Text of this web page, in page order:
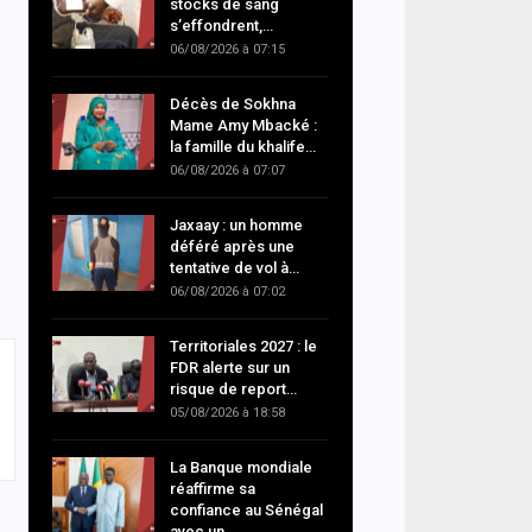
stocks de sang
s’effondrent,…
06/08/2026 à 07:15
Décès de Sokhna
Mame Amy Mbacké :
la famille du khalife…
06/08/2026 à 07:07
Jaxaay : un homme
déféré après une
tentative de vol à…
06/08/2026 à 07:02
Territoriales 2027 : le
FDR alerte sur un
risque de report…
05/08/2026 à 18:58
La Banque mondiale
réaffirme sa
confiance au Sénégal